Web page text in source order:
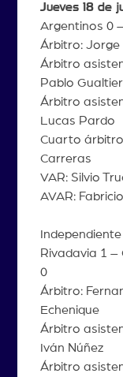
Jueves 18 de
Argentinos 0
Árbitro: Jorge
Árbitro
Pablo
Árbitro
Lucas Pardo
Cuarto
Carreras
VAR: Silvio
AVAR:
Independiente
Rivadavia 1 –
0
Árbitro:
Echenique
Árbitro
Iván Núñez
Árbitro